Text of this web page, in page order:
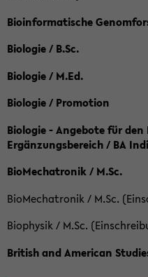
Bioinformatische
Biologie / B.Sc.
Biologie / M.Ed.
Biologie / Promotion
Biologie - Angebote für
Ergänzungsbereich / BA
BioMechatronik / M.Sc.
BioMechatronik / M.Sc.
Biophysik / M.Sc.
British and American